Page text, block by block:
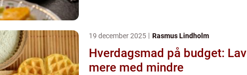
19 december 2025 Rasmus Lindholm
Hverdagsmad på budget: Lav
mere med mindre